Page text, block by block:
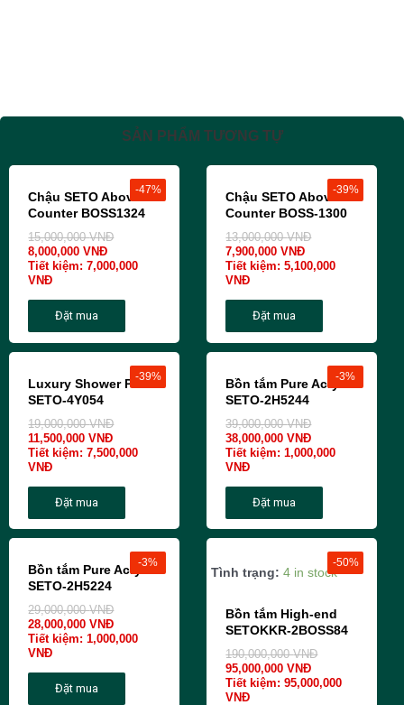
SẢN PHẨM TƯƠNG TỰ
-47%
Chậu SETO Above
Counter BOSS1324
15,000,000VNĐ
8,000,000VNĐ
Tiết kiệm:7,000,000
VNĐ
Đặt mua
-39%
Chậu SETO Above
Counter BOSS-1300
13,000,000VNĐ
7,900,000VNĐ
Tiết kiệm:5,100,000
VNĐ
Đặt mua
-39%
Luxury Shower Panel
SETO-4Y054
19,000,000VNĐ
11,500,000VNĐ
Tiết kiệm:7,500,000
VNĐ
Đặt mua
-3%
Bồn tắm Pure Acrylic
SETO-2H5244
39,000,000VNĐ
38,000,000VNĐ
Tiết kiệm:1,000,000
VNĐ
Đặt mua
-3%
Bồn tắm Pure Acrylic
SETO-2H5224
29,000,000VNĐ
28,000,000VNĐ
Tiết kiệm:1,000,000
VNĐ
Đặt mua
-50%
Tình trạng: 4 in stock
Bồn tắm High-end
SETOKKR-2BOSS84
190,000,000VNĐ
95,000,000VNĐ
Tiết kiệm:95,000,000
VNĐ